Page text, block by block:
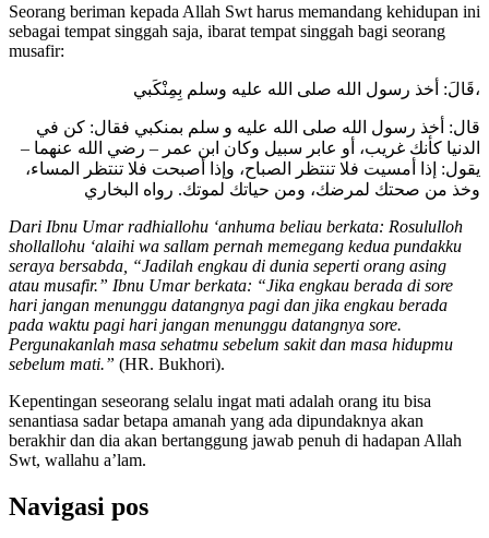
Seorang beriman kepada Allah Swt harus memandang kehidupan ini
sebagai tempat singgah saja, ibarat tempat singgah bagi seorang
musafir:
قَالَ: أخذ رسول الله صلى الله عليه وسلم بِمِنْكَبي،
قال: أخذ رسول الله صلى الله عليه و سلم بمنكبي فقال: كن في
الدنيا كأنك غريب، أو عابر سبيل وكان ابن عمر – رضي الله عنهما –
يقول: إذا أمسيت فلا تنتظر الصباح، وإذا أصبحت فلا تنتظر المساء،
وخذ من صحتك لمرضك، ومن حياتك لموتك. رواه البخاري
Dari Ibnu Umar radhiallohu ‘anhuma beliau berkata: Rosululloh
shollallohu ‘alaihi wa sallam pernah memegang kedua pundakku
seraya bersabda, “Jadilah engkau di dunia seperti orang asing
atau musafir.” Ibnu Umar berkata: “Jika engkau berada di sore
hari jangan menunggu datangnya pagi dan jika engkau berada
pada waktu pagi hari jangan menunggu datangnya sore.
Pergunakanlah masa sehatmu sebelum sakit dan masa hidupmu
sebelum mati.” (HR. Bukhori).
Kepentingan seseorang selalu ingat mati adalah orang itu bisa
senantiasa sadar betapa amanah yang ada dipundaknya akan
berakhir dan dia akan bertanggung jawab penuh di hadapan Allah
Swt, wallahu a’lam.
Navigasi pos